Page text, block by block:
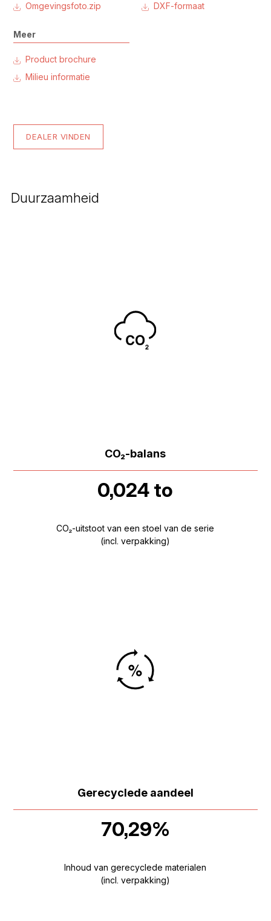
Omgevingsfoto.zip
DXF-formaat
Meer
Product brochure
Milieu informatie
DEALER VINDEN
Duurzaamheid
CO₂-balans
0,024 to
CO₂-uitstoot van een stoel van de serie
(incl. verpakking)
Gerecyclede aandeel
70,29%
Inhoud van gerecyclede materialen
(incl. verpakking)